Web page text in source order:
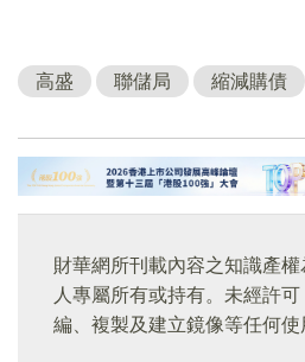
高盛 聯儲局 縮減購債
財華網所刊載內容之知識產權
人專屬所有或持有。未經許
編、複製及建立鏡像等任何使